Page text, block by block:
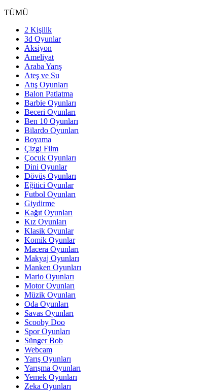
TÜMÜ
2 Kişilik
3d Oyunlar
Aksiyon
Ameliyat
Araba Yarış
Ateş ve Su
Atış Oyunları
Balon Patlatma
Barbie Oyunları
Beceri Oyunları
Ben 10 Oyunları
Bilardo Oyunları
Boyama
Çizgi Film
Çocuk Oyunları
Dini Oyunlar
Dövüş Oyunları
Eğitici Oyunlar
Futbol Oyunları
Giydirme
Kağıt Oyunları
Kız Oyunları
Klasik Oyunlar
Komik Oyunlar
Macera Oyunları
Makyaj Oyunları
Manken Oyunları
Mario Oyunları
Motor Oyunları
Müzik Oyunları
Oda Oyunları
Savas Oyunları
Scooby Doo
Spor Oyunları
Sünger Bob
Webcam
Yarış Oyunları
Yarışma Oyunları
Yemek Oyunları
Zeka Oyunları